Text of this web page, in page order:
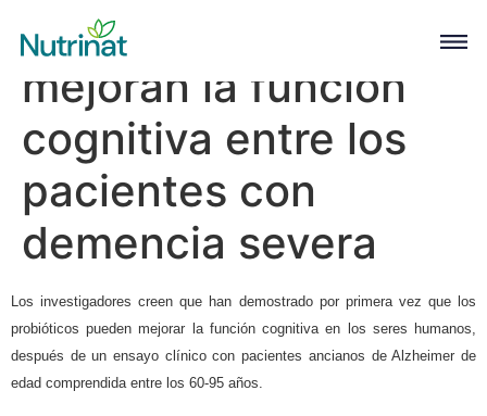
Los probióticos
mejoran la función
cognitiva entre los
pacientes con
demencia severa
Los investigadores creen que han demostrado por primera vez que los
probióticos pueden mejorar la función cognitiva en los seres humanos,
después de un ensayo clínico con pacientes ancianos de Alzheimer de
edad comprendida entre los 60-95 años.